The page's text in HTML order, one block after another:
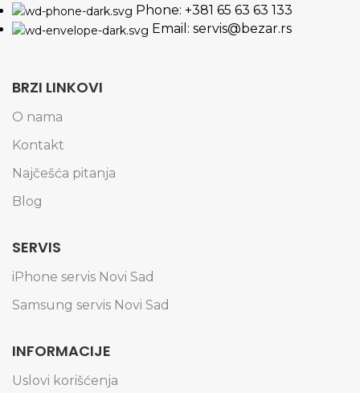
Phone: +381 65 63 63 133
Email: servis@bezar.rs
BRZI LINKOVI
O nama
Kontakt
Najčešća pitanja
Blog
SERVIS
iPhone servis Novi Sad
Samsung servis Novi Sad
INFORMACIJE
Uslovi korišćenja